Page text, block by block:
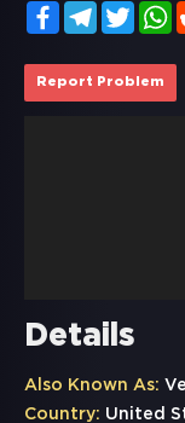
FacebookTelegram
Report Problem
Details
Also Known As:
Country: United